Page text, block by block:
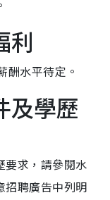
利
酬水平待定。
及學歷
要求，請參閱水
招聘廣告中列明